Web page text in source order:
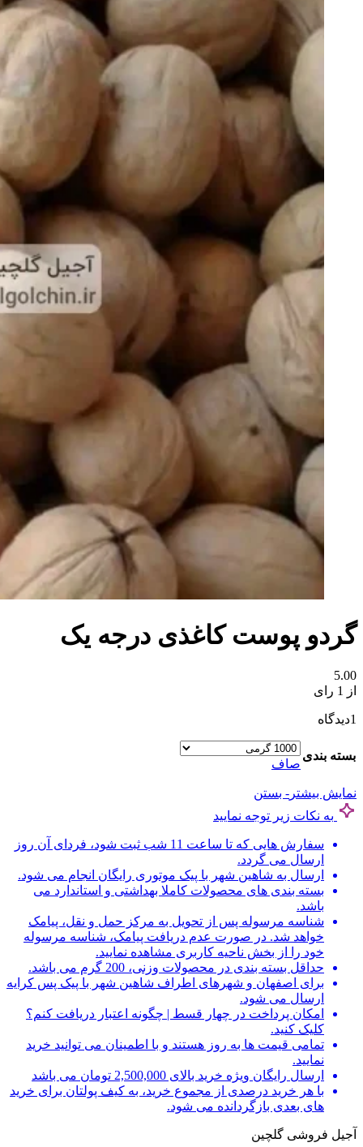
گردو پوست کاغذی درجه یک
5.00
از 1 رای
1دیدگاه
بسته بندی
صاف
نمایش بیشتر - بستن
به نکات زیر توجه نمایید
سفارش هایی که تا ساعت 11 شب ثبت شود، فردای آن روز
ارسال می گردد.
ارسال به شاهین شهر با پیک موتوری رایگان انجام می شود.
بسته بندی های محصولات کاملا بهداشتی و استاندارد می
باشد.
شناسه مرسوله پس از تحویل به مرکز حمل و نقل، پیامک
خواهد شد. در صورت عدم دریافت پیامک، شناسه مرسوله
خود را از بخش ناحیه کاربری مشاهده نمایید.
حداقل بسته بندی در محصولات وزنی، 200 گرم می باشد.
برای اصفهان و شهرهای اطراف شاهین شهر با پیک پس کرایه
ارسال می شود.
امکان پرداخت در چهار قسط | چگونه اعتبار دریافت کنم؟
کلیک کنید.
تمامی قیمت ها به روز هستند و با اطمینان می توانید خرید
نمایید.
ارسال رایگان ویژه خرید بالای 2,500,000 تومان می باشد
با هر خرید درصدی از مجموع خرید، به کیف پولتان برای خرید
های بعدی بازگردانده می شود.
آجیل فروشی گلچین